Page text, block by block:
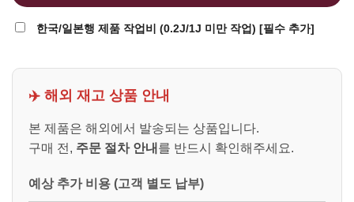
한국/일본행 제품 작업비 (0.2J/1J 미만 작업) [필수 추가]
✈️ 해외 재고 상품 안내
본 제품은 해외에서 발송되는 상품입니다.
구매 전, 주문 절차 안내 를 반드시 확인해주세요.
예상 추가 비용 (고객 별도 납부)